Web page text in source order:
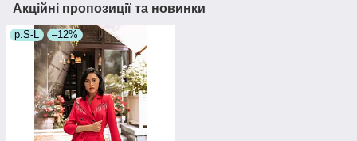
Акційні пропозиції та новинки
р.S-L –12%